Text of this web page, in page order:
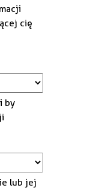
i cię
by
lub jej